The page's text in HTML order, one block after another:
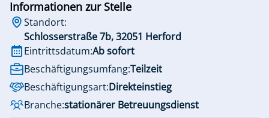
Informationen zur Stelle
Standort:
Schlosserstraße 7b, 32051 Herford
Eintrittsdatum:Ab sofort
Beschäftigungsumfang:Teilzeit
Beschäftigungsart:Direkteinstieg
Branche:stationärer Betreuungsdienst